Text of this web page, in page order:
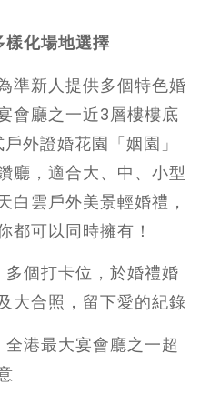
樣化場地選擇
準新人提供多個特色婚
會廳之一近3層樓樓底
外證婚花園「姻園」
廳，適合大、中、小型
白雲戶外美景輕婚禮，
都可以同時擁有！
多個打卡位，於婚禮婚
大合照，留下愛的紀錄
全港最大宴會廳之一超